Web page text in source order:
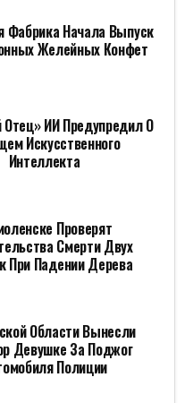
Фабрика Начала Выпуск
Желейных Конфет
ИИ Предупредил О
Искусственного
Интеллекта
Проверят
Смерти Двух
При Падении Дерева
Области Вынесли
Девушке За Поджог
Полиции